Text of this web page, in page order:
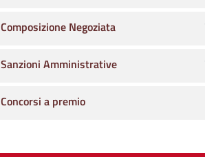
Composizione Negoziata
Sanzioni Amministrative
Concorsi a premio